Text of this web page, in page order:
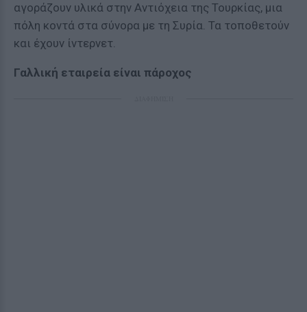
αγοράζουν υλικά στην Αντιόχεια της Τουρκίας, μια
πόλη κοντά στα σύνορα με τη Συρία. Τα τοποθετούν
και έχουν ίντερνετ.
Γαλλική εταιρεία είναι πάροχος